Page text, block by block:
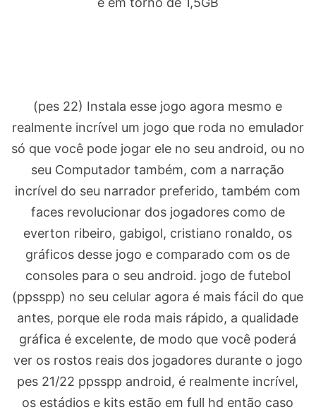
(pes 22) Instala esse jogo agora mesmo e
realmente incrível um jogo que roda no emulador
só que você pode jogar ele no seu android, ou no
seu Computador também, com a narração
incrível do seu narrador preferido, também com
faces revolucionar dos jogadores como de
everton ribeiro, gabigol, cristiano ronaldo, os
gráficos desse jogo e comparado com os de
consoles para o seu android. jogo de futebol
(ppsspp) no seu celular agora é mais fácil do que
antes, porque ele roda mais rápido, a qualidade
gráfica é excelente, de modo que você poderá
ver os rostos reais dos jogadores durante o jogo
pes 21/22 ppsspp android, é realmente incrível,
os estádios e kits estão em full hd então caso